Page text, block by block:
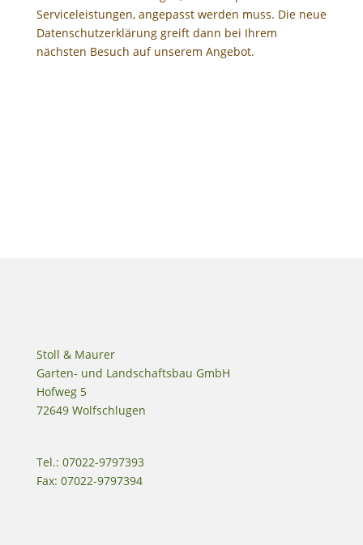
Serviceleistungen, angepasst werden muss. Die neue
Datenschutzerklärung greift dann bei Ihrem
nächsten Besuch auf unserem Angebot.
Stoll & Maurer
Garten- und Landschaftsbau GmbH
Hofweg 5
72649 Wolfschlugen
Tel.: 07022-9797393
Fax: 07022-9797394